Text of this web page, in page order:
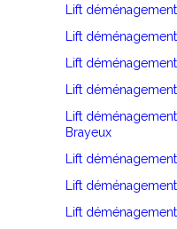
Lift
Lift
Lift
Lift
Lift
Brayeux
Lift
Lift
Lift